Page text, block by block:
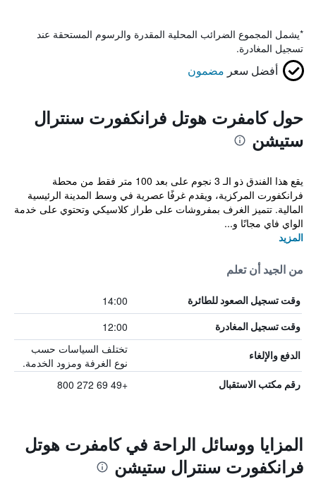
*يشمل المجموع الضرائب المحلية المقدرة والرسوم المستحقة عند
تسجيل المغادرة.
أفضل سعر مضمون
حول كامفرت هوتل فرانكفورت سنترال
ستيشن
يقع هذا الفندق ذو الـ 3 نجوم على بعد 100 متر فقط من محطة
فرانكفورت المركزية، ويقدم غرفًا عصرية في وسط المدينة الرئيسية
المالية. تتميز الغرف بمفروشات على طراز كلاسيكي وتحتوي على خدمة
الواي فاي مجانًا و...
المزيد
من الجيد أن تعلم
وقت تسجيل الصعود للطائرة 14:00
وقت تسجيل المغادرة 12:00
الدفع والإلغاء
تختلف السياسات حسب
نوع الغرفة ومزود الخدمة.
رقم مكتب الاستقبال +49 69 272 800
المزايا ووسائل الراحة في كامفرت هوتل
فرانكفورت سنترال ستيشن